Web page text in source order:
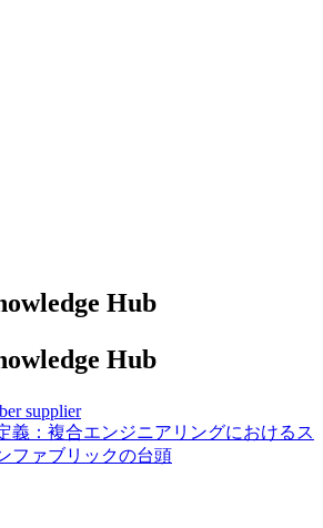
Hub
Hub
義：複合エンジニアリングにおけるス
ファブリックの台頭